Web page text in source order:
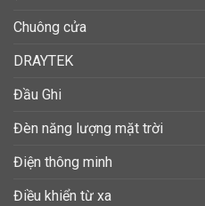
Chuông cửa
DRAYTEK
Đầu Ghi
Đèn năng lượng mặt trời
Điện thông minh
Điều khiển từ xa